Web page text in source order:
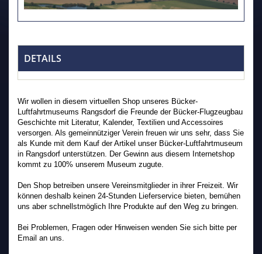
DETAILS
Wir wollen in diesem virtuellen Shop unseres Bücker-
Luftfahrtmuseums Rangsdorf die Freunde der Bücker-Flugzeugbau
Geschichte mit Literatur, Kalender, Textilien und Accessoires
versorgen. Als gemeinnütziger Verein freuen wir uns sehr, dass Sie
als Kunde mit dem Kauf der Artikel unser Bücker-Luftfahrtmuseum
in Rangsdorf unterstützen. Der Gewinn aus diesem Internetshop
kommt zu 100% unserem Museum zugute.
Den Shop betreiben unsere Vereinsmitglieder in ihrer Freizeit. Wir
können deshalb keinen 24-Stunden Lieferservice bieten, bemühen
uns aber schnellstmöglich Ihre Produkte auf den Weg zu bringen.
Bei Problemen, Fragen oder Hinweisen wenden Sie sich bitte per
Email an uns.